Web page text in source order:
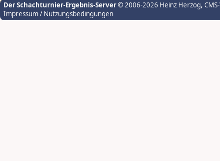
Der Schachturnier-Ergebnis-Server© 2006-2026 Heinz Herzog,
Impressum / Nutzungsbedingungen